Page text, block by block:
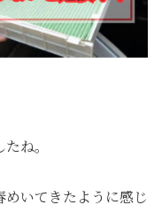
ね。
いてきたように感じ